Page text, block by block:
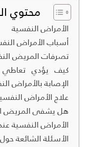
محتوي
الأمراض النفسية
أسباب الأمراض
تصرفات المريض
كيف يؤدي تعاطي
الإصابة بالأمراض
علاج الأمراض
هل يشفى المريض
الأمراض النفسية
الأسئلة الشائعة حول 7 من أسباب الأمراض النفسية